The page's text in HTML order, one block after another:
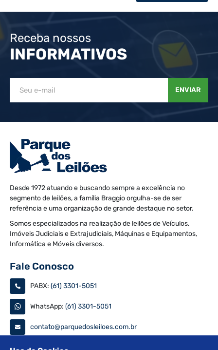
Receba nossos
INFORMATIVOS
ENVIAR
Desde 1972 atuando e buscando sempre a excelência no
segmento de leilões, a família Braggio orgulha-se de ser
referência e uma organização de grande destaque no setor.
Somos especializados na realização de leilões de Veículos,
Imóveis Judiciais e Extrajudiciais, Máquinas e Equipamentos,
Informática e Móveis diversos.
Fale Conosco
PABX: (61) 3301-5051
WhatsApp: (61) 3301-5051
contato@parquedosleiloes.com.br